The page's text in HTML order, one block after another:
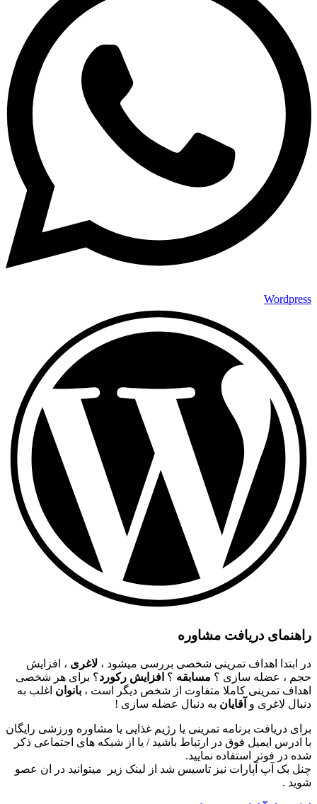
Wordpress
راهنمای دریافت مشاوره
در ابتدا اهداف تمرینی شخصی بررسی میشود ، لاغری ، افزایش
حجم ، عضله سازی ؟ مسابقه ؟ افزایش رکورد؟ برای هر شخصی
اهداف تمرینی کاملا متفاوت از شخص دیگر است ، بانوان اغلب به
دنبال لاغری و آقایان به دنبال عضله سازی !
برای دریافت برنامه تمرینی یا رژیم غذایی یا مشاوره ورزشی رایگان
با ادرس ایمیل فوق در ارتباط باشید / یا از شبکه های اجتماعی ذکر
شده در فوتر استفاده نمایید.
چنل بک آپ آپارات نیز تاسیس شد از لینک زیر میتوانید در ان عصو
شوید .